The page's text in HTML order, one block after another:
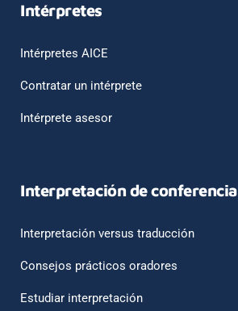
Intérpretes
Intérpretes AICE
Contratar un intérprete
Intérprete asesor
Interpretación de conferencia
Interpretación versus traducción
Consejos prácticos oradores
Estudiar interpretación